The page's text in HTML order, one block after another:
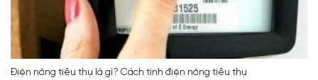
Điện năng tiêu thụ là gì? Cách tính điện năng tiêu thụ